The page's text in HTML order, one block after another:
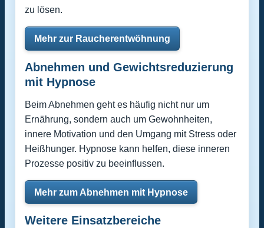
zu lösen.
Mehr zur Raucherentwöhnung
Abnehmen und Gewichtsreduzierung
mit Hypnose
Beim Abnehmen geht es häufig nicht nur um
Ernährung, sondern auch um Gewohnheiten,
innere Motivation und den Umgang mit Stress oder
Heißhunger. Hypnose kann helfen, diese inneren
Prozesse positiv zu beeinflussen.
Mehr zum Abnehmen mit Hypnose
Weitere Einsatzbereiche